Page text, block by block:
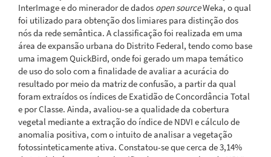
InterImage e do minerador de dados open sourceWeka, o qual
foi utilizado para obtenção dos limiares para distinção dos
nós da rede semântica. A classificação foi realizada em uma
área de expansão urbana do Distrito Federal, tendo como base
uma imagem QuickBird, onde foi gerado um mapa temático
de uso do solo com a finalidade de avaliar a acurácia do
resultado por meio da matriz de confusão, a partir da qual
foram extraídos os índices de Exatidão de Concordância Total
e por Classe. Ainda, avaliou-se a qualidade da cobertura
vegetal mediante a extração do índice de NDVI e cálculo de
anomalia positiva, com o intuito de analisar a vegetação
fotossinteticamente ativa. Constatou-se que cerca de 3,14%